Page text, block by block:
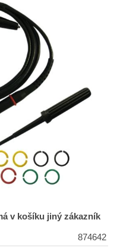
v košíku jiný zákazník
874642